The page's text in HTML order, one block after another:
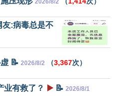
2026/8/2
友:病毒总是不
📝 2026/8/2 （3,367次）
业有救了？ ▶️ 📝 2026/8/1